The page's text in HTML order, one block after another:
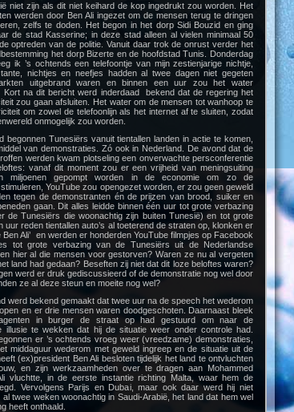
niet zijn als dit niet keihard de kop ingedrukt zou worden. Het
werden door Ben Ali ingezet om de mensen terug te dringen
zelfs te doden. Het begon in het dorp Sidi Bouzid en ging
de stad Kasserine; in deze stad alleen al vielen minimaal 50
optreden van de politie. Vanuit daar trok de onrust verder het
het dorp Bizerte en de hoofdstad Tunis. Donderdag
ik ’s ochtends een telefoontje van mijn zestienjarige nichtje,
nichtjes en neefjes hadden al twee dagen niet gegeten
uitgebrand waren en binnen een uur zou het water
Kort na dit bericht werd inderdaad bekend dat de regering het
zou gaan afsluiten. Het water om de mensen tot wanhoop te
om zowel de telefoonlijn als het internet af te sluiten, zodat
onmogelijk zou worden.
begonnen Tunesiërs vanuit tientallen landen in actie te komen,
van demonstraties. Zó ook in Nederland. De avond dat de
werden kwam plotseling een onverwachte persconferentie
vanaf dit moment zou er een vrijheid van meningsuiting
miljoenen gepompt worden in de economie om zo de
YouTube zou opengezet worden, er zou geen geweld
tegen de demonstranten én de prijzen van brood, suiker en
gaan. Dit alles leidde binnen één uur tot grote verbazing
de Tunesiërs die woonachtig zijn buiten Tunesië) en tot grote
uur reden tientallen auto’s al toeterend de straten op, klonken er
Ben Ali’ en werden er honderden YouTube filmpjes op Facebook
tot grote verbazing van de Tunesiërs uit de Nederlandse
hier al die mensen voor gestorven? Waren ze nu al vergeten
land had gedaan? Beseften zij niet dat dit loze beloftes waren?
werd er druk gediscussieerd of de demonstratie nog wel door
ze al deze steun en moeite nog wel?
werd bekend gemaakt dat twee uur na de speech het wederom
en er drie mensen waren doodgeschoten. Daarnaast bleek
in burger de straat op had gestuurd om naar de
illusie te wekken dat hij de situatie weer onder controle had.
er ’s ochtends vroeg weer (vreedzame) demonstraties,
middaguur wederom met geweld ingreep en de situatie uit de
(ex)president Ben Ali besloten tijdelijk het land te ontvluchten
en zijn werkzaamheden over te dragen aan Mohammed
vluchtte, in de eerste instantie richting Malta, waar hem de
Vervolgens Parijs en Dubai, maar ook daar werd hij niet
twee weken woonachtig in Saudi-Arabië, het land dat hem wel
heeft onthaald.